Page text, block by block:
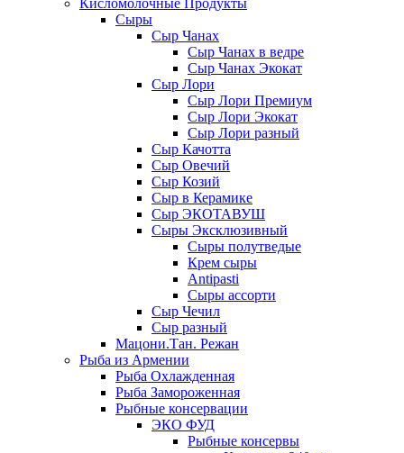
Кисломолочные Продукты
Сыры
Сыр Чанах
Сыр Чанах в ведре
Сыр Чанах Экокат
Сыр Лори
Сыр Лори Премиум
Сыр Лори Экокат
Сыр Лори разный
Сыр Качотта
Сыр Овечий
Сыр Козий
Сыр в Керамике
Сыр ЭКОТАВУШ
Сыры Эксклюзивный
Сыры полутведые
Крем сыры
Antipasti
Сыры ассорти
Сыр Чечил
Сыр разный
Мацони.Тан. Режан
Рыба из Армении
Рыба Охлажденная
Рыба Замороженная
Рыбные консервации
ЭКО ФУД
Рыбные консервы